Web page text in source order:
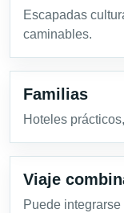
Escapadas
caminables.
Familias
Hoteles
Viaje
Puede